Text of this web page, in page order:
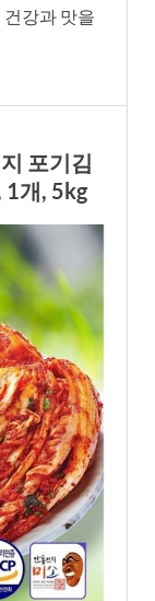
강과 맛을
포기김
1개, 5kg